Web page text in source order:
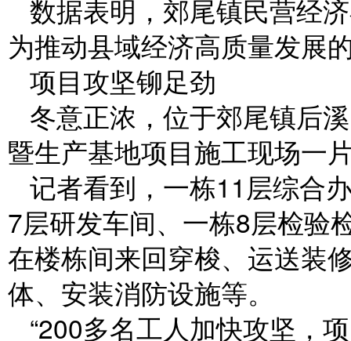
数据表明，郊尾镇民营经
为推动县域经济高质量发展
项目攻坚铆足劲
冬意正浓，位于郊尾镇后
暨生产基地项目施工现场一
记者看到，一栋11层综合
7层研发车间、一栋8层检验
在楼栋间来回穿梭、运送装
体、安装消防设施等。
“200多名工人加快攻坚，